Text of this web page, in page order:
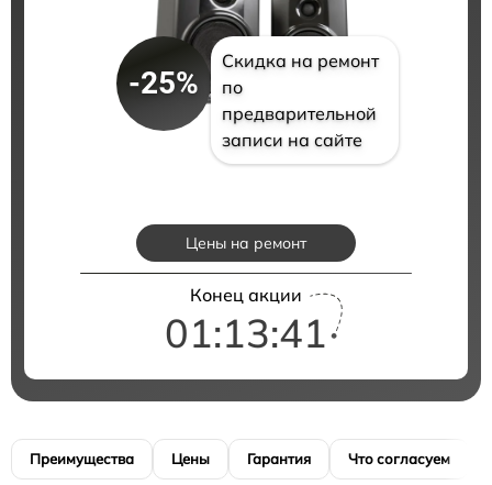
-25%
Скидка на ремонт
по
предварительной
записи на сайте
Цены на ремонт
Конец акции
01:13:40
Преимущества Цены Гарантия Что согласуем